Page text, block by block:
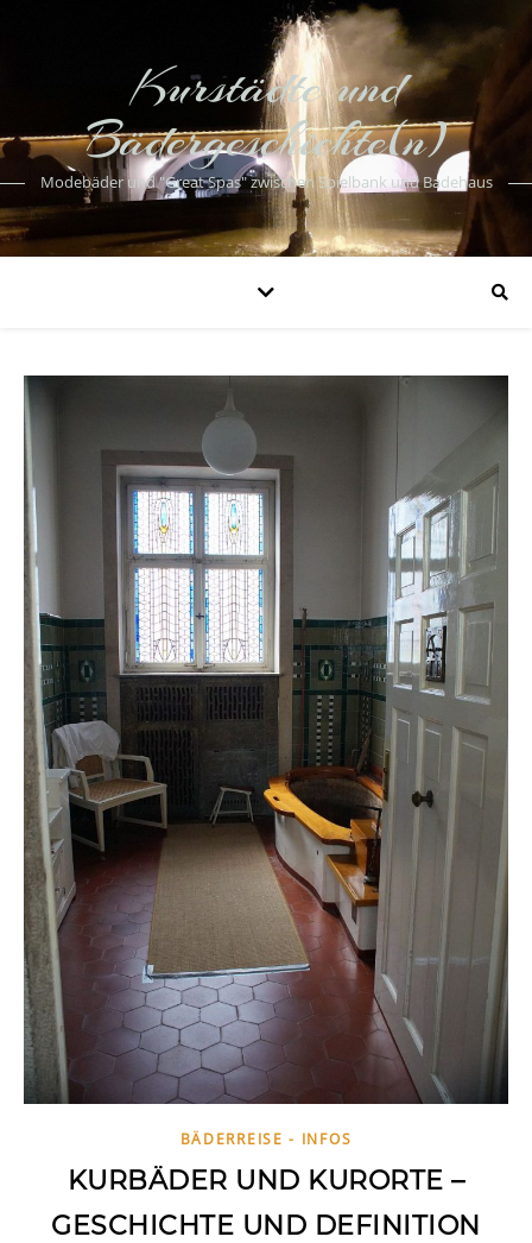
Kurstädte und
Bädergeschichte(n)
Modebäder und "Great Spas" zwischen Spielbank und Badehaus
BÄDERREISE - INFOS
KURBÄDER UND KURORTE –
GESCHICHTE UND DEFINITION